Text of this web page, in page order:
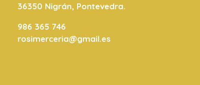
36350 Nigrán, Pontevedra.
986 365 746
rosimerceria@gmail.es